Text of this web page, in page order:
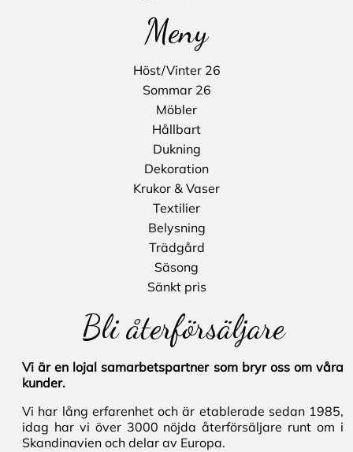
Meny
Höst/Vinter 26
Sommar 26
Möbler
Hållbart
Dukning
Dekoration
Krukor & Vaser
Textilier
Belysning
Trädgård
Säsong
Sänkt pris
Bli återförsäljare
Vi är en lojal samarbetspartner som bryr oss om våra
kunder.
Vi har lång erfarenhet och är etablerade sedan 1985,
idag har vi över 3000 nöjda återförsäljare runt om i
Skandinavien och delar av Europa.